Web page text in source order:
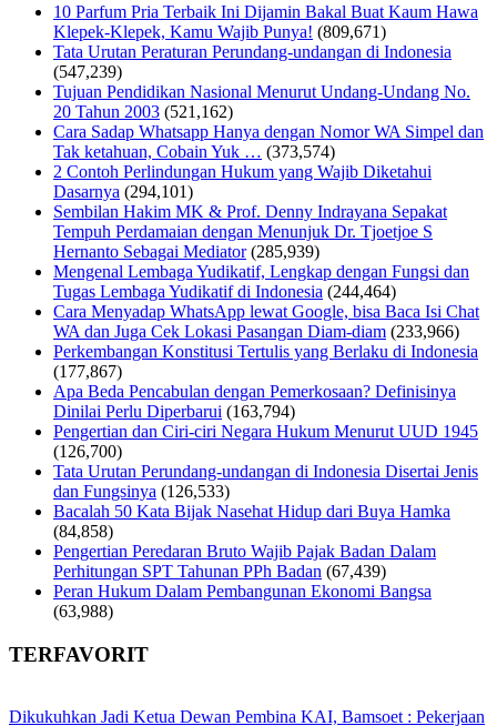
10 Parfum Pria Terbaik Ini Dijamin Bakal Buat Kaum Hawa
Klepek-Klepek, Kamu Wajib Punya! (809,671)
Tata Urutan Peraturan Perundang-undangan di Indonesia
(547,239)
Tujuan Pendidikan Nasional Menurut Undang-Undang No.
20 Tahun 2003 (521,162)
Cara Sadap Whatsapp Hanya dengan Nomor WA Simpel dan
Tak ketahuan, Cobain Yuk … (373,574)
2 Contoh Perlindungan Hukum yang Wajib Diketahui
Dasarnya (294,101)
Sembilan Hakim MK & Prof. Denny Indrayana Sepakat
Tempuh Perdamaian dengan Menunjuk Dr. Tjoetjoe S
Hernanto Sebagai Mediator (285,939)
Mengenal Lembaga Yudikatif, Lengkap dengan Fungsi dan
Tugas Lembaga Yudikatif di Indonesia (244,464)
Cara Menyadap WhatsApp lewat Google, bisa Baca Isi Chat
WA dan Juga Cek Lokasi Pasangan Diam-diam (233,966)
Perkembangan Konstitusi Tertulis yang Berlaku di Indonesia
(177,867)
Apa Beda Pencabulan dengan Pemerkosaan? Definisinya
Dinilai Perlu Diperbarui (163,794)
Pengertian dan Ciri-ciri Negara Hukum Menurut UUD 1945
(126,700)
Tata Urutan Perundang-undangan di Indonesia Disertai Jenis
dan Fungsinya (126,533)
Bacalah 50 Kata Bijak Nasehat Hidup dari Buya Hamka
(84,858)
Pengertian Peredaran Bruto Wajib Pajak Badan Dalam
Perhitungan SPT Tahunan PPh Badan (67,439)
Peran Hukum Dalam Pembangunan Ekonomi Bangsa
(63,988)
TERFAVORIT
Dikukuhkan Jadi Ketua Dewan Pembina KAI, Bamsoet : Pekerjaan